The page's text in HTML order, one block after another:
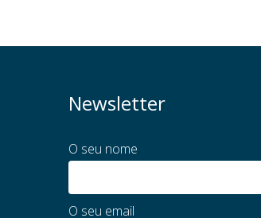
Newsletter
O seu nome
O seu email